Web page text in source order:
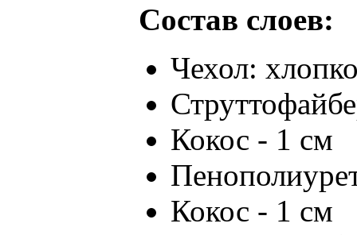
Состав слоев:
Чехол:
Кокос - 1 см
Кокос - 1 см